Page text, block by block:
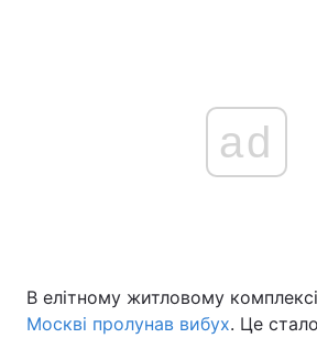
ad
В елітному житловому
Москві пролунав вибух. Це